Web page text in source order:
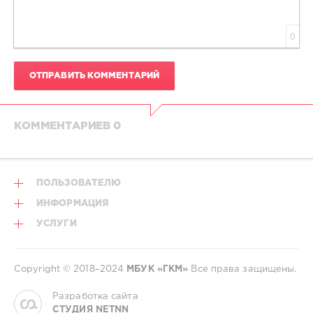
0
ОТПРАВИТЬ КОММЕНТАРИЙ
КОММЕНТАРИЕВ 0
ПОЛЬЗОВАТЕЛЮ
ИНФОРМАЦИЯ
УСЛУГИ
Copyright © 2018–2024 МБУК «ГКМ» Все права защищены.
Разработка сайта
СТУДИЯ NETNN